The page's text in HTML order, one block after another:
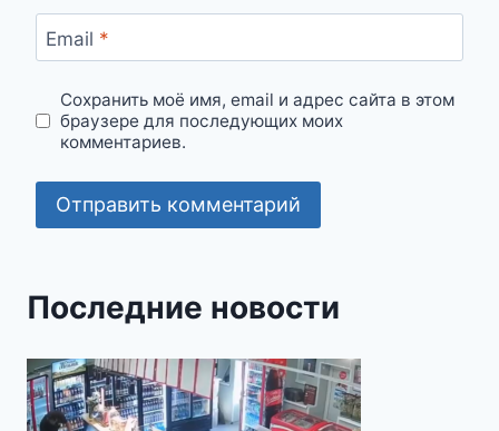
Email *
Сохранить моё имя, email и адрес сайта в этом
браузере для последующих моих
комментариев.
Последние новости